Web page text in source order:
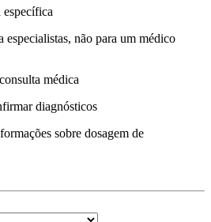
específica
especialistas, não para um médico
médica
diagnósticos
sobre dosagem de